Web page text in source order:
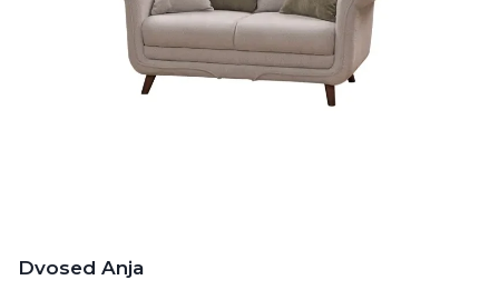
Dvosed Anja